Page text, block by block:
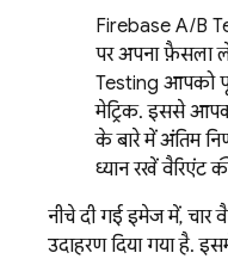
Firebase A/B
पर अपना फ़ैसला
Testing आपको
मेट्रिक. इससे
के बारे में अंतिम
ध्यान रखें वैरिएंट
नीचे दी गई इमेज में, चार
उदाहरण दिया गया है.